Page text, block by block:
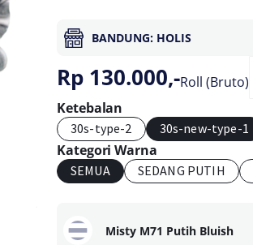
BANDUNG: HOLIS
Rp 130.000,-Roll (Bruto)
Ketebalan
30s-type-2 30s-new-type-1
Kategori Warna
SEMUA SEDANG PUTIH
Misty M71 Putih Bluish